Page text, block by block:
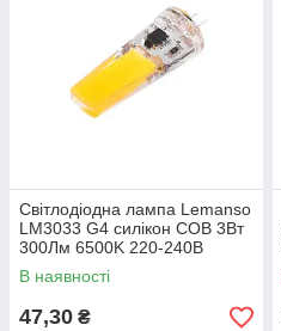
Світлодіодна лампа Lemanso
LM3033 G4 силікон COB 3Вт
300Лм 6500K 220-240В
В наявності
47,30 ₴